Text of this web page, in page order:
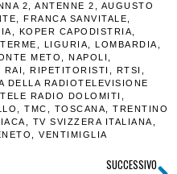
2 ANTENNE 2
AUGUSTO
FRANCA SANVITALE
KOPER CAPODISTRIA
LIGURIA LOMBARDIA
METO NAPOLI
RAI RIPETITORISTI RTSI
DELLA RADIOTELEVISIONE
TELE RADIO DOLOMITI
TMC TOSCANA
TRENTINO
TV SVIZZERA ITALIANA
VENTIMIGLIA
SUCCESSIVO